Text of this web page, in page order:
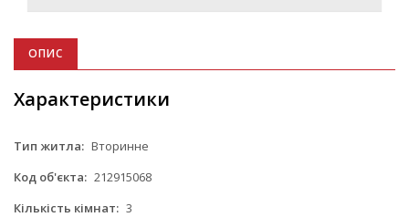
ОПИС
Характеристики
Тип житла: Вторинне
Код об'єкта: 212915068
Кількість кімнат: 3